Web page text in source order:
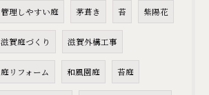
管理しやすい庭 茅葺き 苔 紫陽花
滋賀庭づくり 滋賀外構工事
庭リフォーム 和風園庭 苔庭